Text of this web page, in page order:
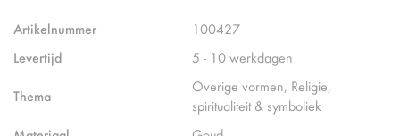
Artikelnummer
100427
Levertijd
5 - 10 werkdagen
Thema
Overige vormen, Religie,
spiritualiteit & symboliek